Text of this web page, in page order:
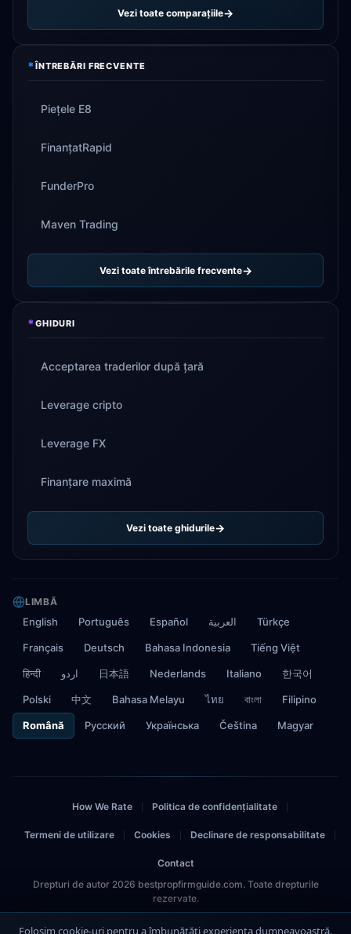
Vezi toate comparațiile
*ÎNTREBĂRI FRECVENTE
Piețele E8
FinanțatRapid
FunderPro
Maven Trading
Vezi toate întrebările frecvente
*GHIDURI
Acceptarea traderilor după țară
Leverage cripto
Leverage FX
Finanțare maximă
Vezi toate ghidurile
LIMBĂ
English Português Español العربية Türkçe
Français Deutsch Bahasa Indonesia Tiếng Việt
हिन्दी اردو 日本語 Nederlands Italiano 한국어
Polski 中文 Bahasa Melayu ไทย বাংলা Filipino
Română Русский Українська Čeština Magyar
How We Rate Politica de confidențialitate
Termeni de utilizare Cookies Declinare de responsabilitate
Contact
Drepturi de autor 2026 bestpropfirmguide.com. Toate drepturile
rezervate.
Avertisment de risc: Tradingul implică riscuri. Rezultatele anterioare nu
Folosim cookie-uri pentru a îmbunătăți experiența dumneavoastră.